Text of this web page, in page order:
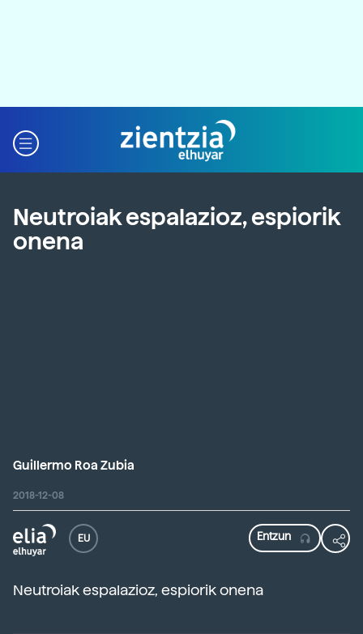
Neutroiak espalazioz, espiorik
onena
Guillermo Roa Zubia
2018-12-08
EU
Neutroiak espalazioz, espiorik onena